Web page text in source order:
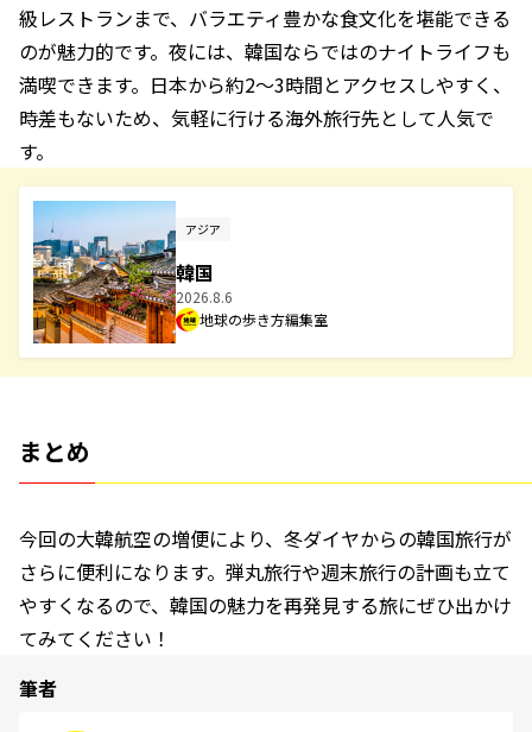
級レストランまで、バラエティ豊かな食文化を堪能できる
のが魅力的です。夜には、韓国ならではのナイトライフも
満喫できます。日本から約2～3時間とアクセスしやすく、
時差もないため、気軽に行ける海外旅行先として人気で
す。
アジア
韓国
2026.8.6
地球の歩き方編集室
まとめ
今回の大韓航空の増便により、冬ダイヤからの韓国旅行が
さらに便利になります。弾丸旅行や週末旅行の計画も立て
やすくなるので、韓国の魅力を再発見する旅にぜひ出かけ
てみてください！
筆者